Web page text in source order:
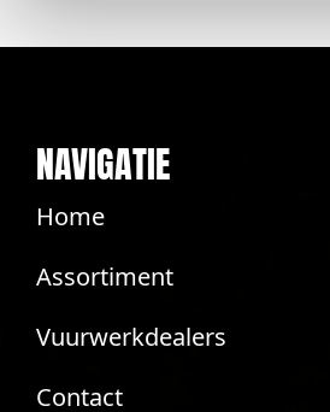
NAVIGATIE
Home
Assortiment
Vuurwerkdealers
Contact